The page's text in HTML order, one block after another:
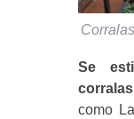
Se
corralas
como